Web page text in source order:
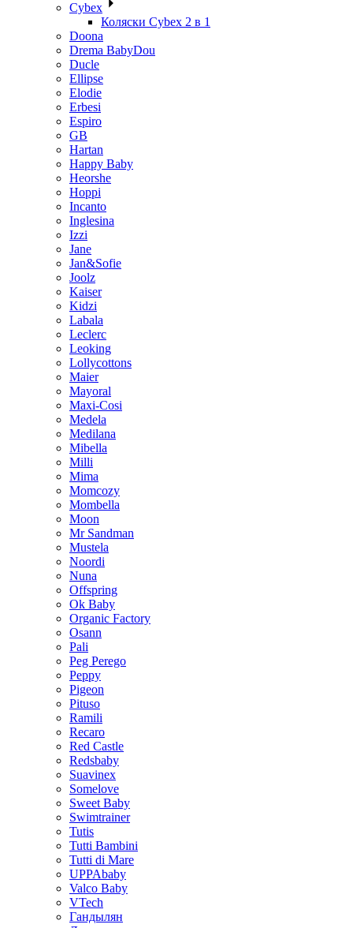
Cybex
Коляски Cybex 2 в 1
Doona
Drema BabyDou
Ducle
Ellipse
Elodie
Erbesi
Espiro
GB
Hartan
Happy Baby
Heorshe
Hoppi
Incanto
Inglesina
Izzi
Jane
Jan&Sofie
Joolz
Kaiser
Kidzi
Labala
Leclerc
Leoking
Lollycottons
Maier
Mayoral
Maxi-Cosi
Medela
Medilana
Mibella
Milli
Mima
Momcozy
Mombella
Moon
Mr Sandman
Mustela
Noordi
Nuna
Offspring
Ok Baby
Organic Factory
Osann
Pali
Peg Perego
Peppy
Pigeon
Pituso
Ramili
Recaro
Red Castle
Redsbaby
Suavinex
Somelove
Sweet Baby
Swimtrainer
Tutis
Tutti Bambini
Tutti di Mare
UPPAbaby
Valco Baby
VTech
Гандылян